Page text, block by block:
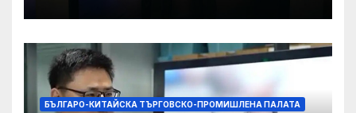
БЪЛГАРО-КИТАЙСКА ТЪРГОВСКО-ПРОМИШЛЕНА ПАЛАТА